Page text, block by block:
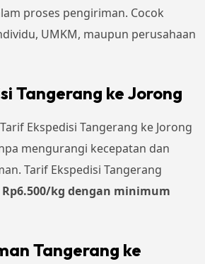
proses pengiriman. Cocok
UMKM, maupun perusahaan
Tangerang ke Jorong
Ekspedisi Tangerang ke Jorong
mengurangi kecepatan dan
Tarif Ekspedisi Tangerang
Rp6.500/kg dengan minimum
Tangerang ke